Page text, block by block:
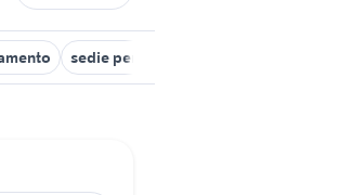
sedie per pizzeria